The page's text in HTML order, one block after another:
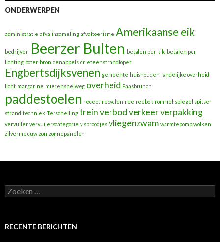
ONDERWERPEN
administratie afvalinzameling afvaltoerisme Amerikaanse eik
bedrijven Beerzer Bulten betalen per kilo betalen per
lichting boter bron denappels drieteenstrandloper
Engbertsdijksvenen gemeente huishouden landelijke overheid
licht margarine mierensnelweg overheid Paasbrunch
paddestoelen recept recyclen ree reebok rommel spiegel spitser
strand techniek Terschelling treinverbodverkeerverpakking
vervuiler vervuilerscategorie visbroodjes vliegenzwam warmtepomp wolken
zilvermeeuw zon zonnepanelen
Zoeken
naar:
RECENTE BERICHTEN